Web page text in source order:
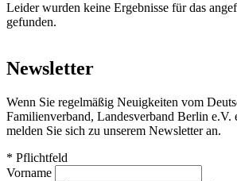
Leider wurden keine Ergebnisse für das
gefunden.
Newsletter
Wenn Sie regelmäßig Neuigkeiten vom
Familienverband, Landesverband Berlin e.V.
melden Sie sich zu unserem Newsletter an.
* Pflichtfeld
Vorname